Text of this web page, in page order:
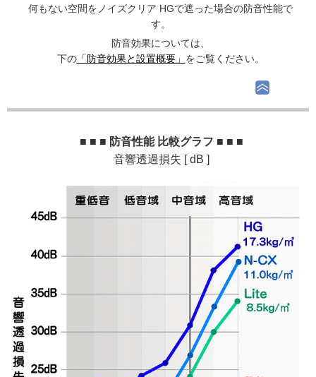
何もない空間をノイズクリア HGで遮った場合の防音性能で
す。
防音効果については、
下の「防音効果と設置概要」 をご覧ください。
■ ■ ■ 防音性能 比較グラフ ■ ■ ■
音響透過損失 [ dB ]